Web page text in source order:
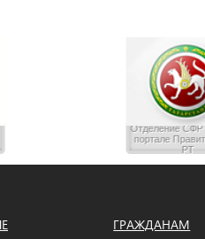
Отделение CФР
портале
РТ
ГРАЖДАНАМ